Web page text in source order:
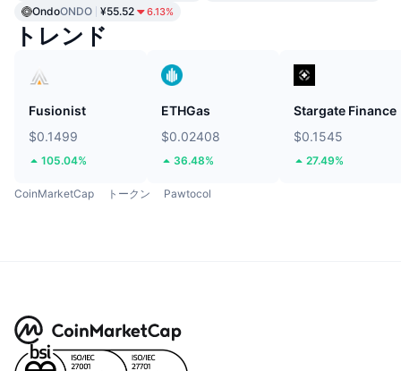
OndoONDO ¥55.52 6.13%
トレンド
Fusionist
$0.1499
105.04%
ETHGas
$0.02408
36.48%
Stargate Finance
$0.1545
27.49%
CoinMarketCap トークン Pawtocol